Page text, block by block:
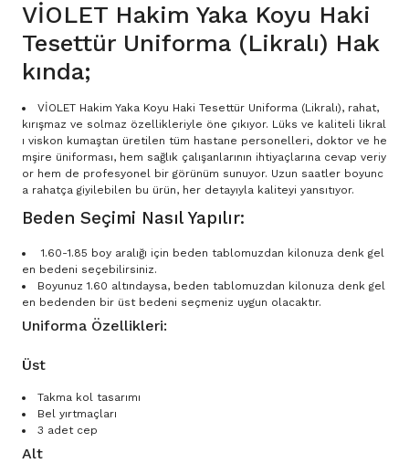
VİOLET Hakim Yaka Koyu Haki
Tesettür Uniforma (Likralı) Hak
kında;
VİOLET Hakim Yaka Koyu Haki Tesettür Uniforma (Likralı), rahat,
kırışmaz ve solmaz özellikleriyle öne çıkıyor. Lüks ve kaliteli likral
ı viskon kumaştan üretilen tüm hastane personelleri, doktor ve he
mşire üniforması, hem sağlık çalışanlarının ihtiyaçlarına cevap veriy
or hem de profesyonel bir görünüm sunuyor. Uzun saatler boyunc
a rahatça giyilebilen bu ürün, her detayıyla kaliteyi yansıtıyor.
Beden Seçimi Nasıl Yapılır:
1.60-1.85 boy aralığı için beden tablomuzdan kilonuza denk gel
en bedeni seçebilirsiniz.
Boyunuz 1.60 altındaysa, beden tablomuzdan kilonuza denk gel
en bedenden bir üst bedeni seçmeniz uygun olacaktır.
Uniforma Özellikleri:
Üst
Takma kol tasarımı
Bel yırtmaçları
3 adet cep
Alt